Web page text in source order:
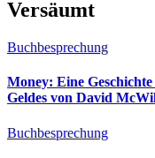
Versäumt
Buchbesprechung
Money: Eine
Geldes von David
Buchbesprechung